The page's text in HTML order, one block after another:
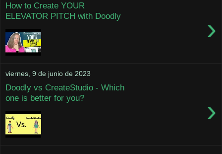
How to Create YOUR
ELEVATOR PITCH with Doodly
›
viernes, 9 de junio de 2023
Doodly vs CreateStudio - Which
one is better for you?
›